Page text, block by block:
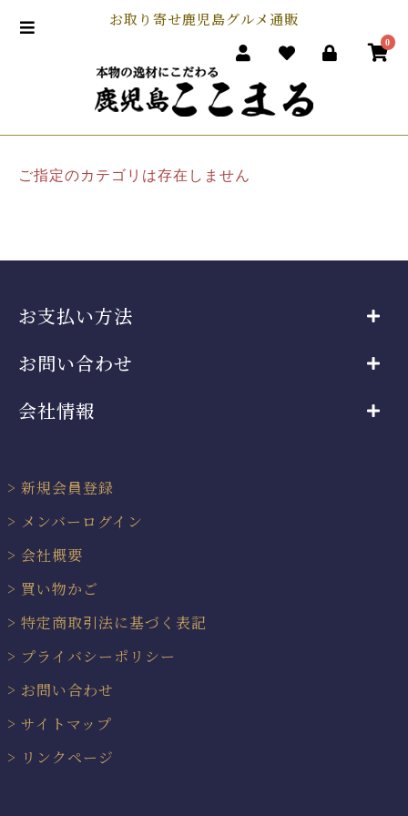
お取り寄せ鹿児島グルメ通販
0
ご指定のカテゴリは存在しません
お支払い方法
お問い合わせ
会社情報
新規会員登録
メンバーログイン
会社概要
買い物かご
特定商取引法に基づく表記
プライバシーポリシー
お問い合わせ
サイトマップ
リンクページ